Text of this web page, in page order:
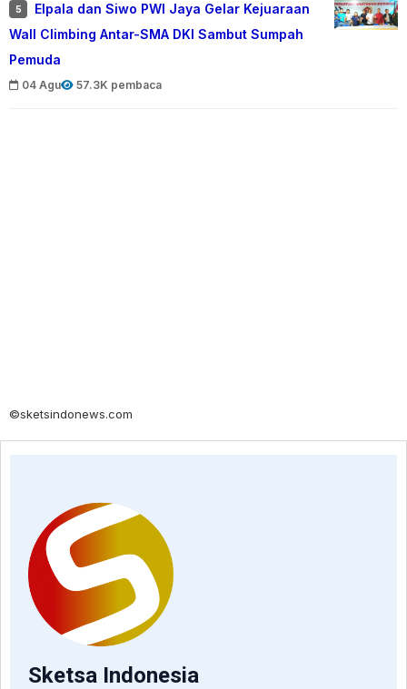
5
Elpala dan Siwo PWI Jaya Gelar Kejuaraan
Wall Climbing Antar-SMA DKI Sambut Sumpah
Pemuda
04 Agu 57.3K pembaca
©sketsindonews.com
Sketsa Indonesia